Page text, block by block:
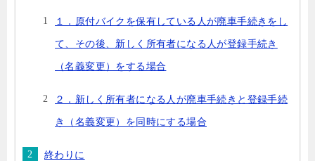
１．原付バイクを保有している人が廃車手続きをし
て、その後、新しく所有者になる人が登録手続き
（名義変更）をする場合
２．新しく所有者になる人が廃車手続きと登録手続
き（名義変更）を同時にする場合
終わりに